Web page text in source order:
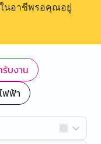
ในอาชีพรอคุณอยู่
บงาน
ฟฟ้า